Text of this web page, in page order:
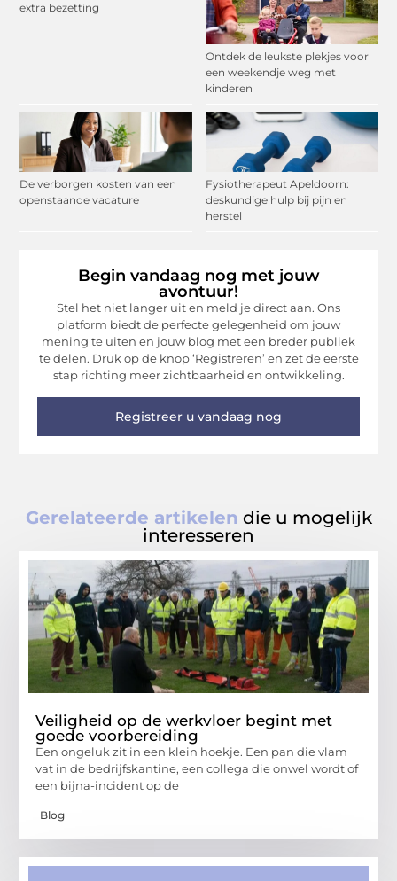
extra bezetting
Ontdek de leukste plekjes voor
een weekendje weg met
kinderen
De verborgen kosten van een
openstaande vacature
Fysiotherapeut Apeldoorn:
deskundige hulp bij pijn en
herstel
Begin vandaag nog met jouw
avontuur!
Stel het niet langer uit en meld je direct aan. Ons
platform biedt de perfecte gelegenheid om jouw
mening te uiten en jouw blog met een breder publiek
te delen. Druk op de knop ‘Registreren’ en zet de eerste
stap richting meer zichtbaarheid en ontwikkeling.
Registreer u vandaag nog
Gerelateerde artikelen die u mogelijk
interesseren
Veiligheid op de werkvloer begint met
goede voorbereiding
Een ongeluk zit in een klein hoekje. Een pan die vlam
vat in de bedrijfskantine, een collega die onwel wordt of
een bijna-incident op de
Blog